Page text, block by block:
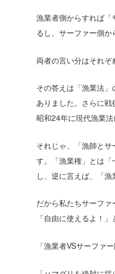
漁業者側からすれば
るし、サーファー側
両者の言い分はそれぞ
その答えは「漁業法
ありました。さらに戦
昭和24年に現代漁業
それじゃ、「漁師と
す。「漁業権」とは
し、逆に言えば、「
だから私たちサーフ
「自由に使えるよ！
「漁業者VSサーファ